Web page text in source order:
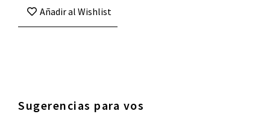
Añadir al Wishlist
Sugerencias para vos